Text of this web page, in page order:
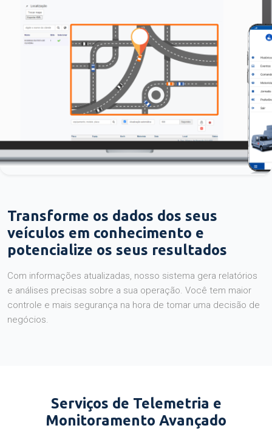
Transforme os dados dos seus
veículos em conhecimento e
potencialize os seus resultados
Com informações atualizadas, nosso sistema gera relatórios
e análises precisas sobre a sua operação. Você tem maior
controle e mais segurança na hora de tomar uma decisão de
negócios.
Serviços de Telemetria e
Monitoramento Avançado